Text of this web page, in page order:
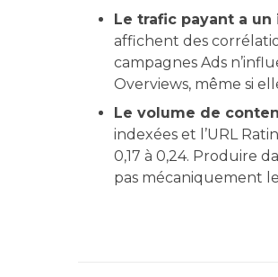
Le trafic payant a
affichent des
campagnes Ads
Overviews, même si
Le volume de
indexées et l’URL
0,17 à 0,24. Produire
pas mécaniquement